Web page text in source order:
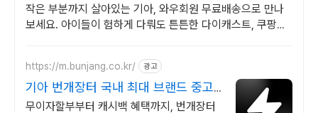
작은 부분까지 살아있는 기아, 와우회원 무료배송으로 만나
보세요. 아이들이 험하게 다뤄도 튼튼한 다이캐스트, 쿠팡에
https://m.bunjang.co.kr/ 광고
기아 번개장터 국내 최대 브랜드 중고
거래
무이자할부부터 캐시백 혜택까지, 번개장터